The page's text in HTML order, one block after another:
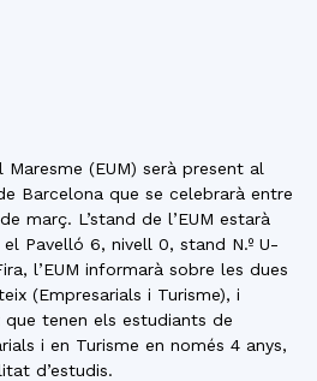
Maresme (EUM) serà present al
Barcelona que se celebrarà entre
març. L’stand de l’EUM estarà
Pavelló 6, nivell 0, stand N.º U-
l’EUM informarà sobre les dues
(Empresarials i Turisme), i
tenen els estudiants de
i en Turisme en només 4 anys,
d’estudis.